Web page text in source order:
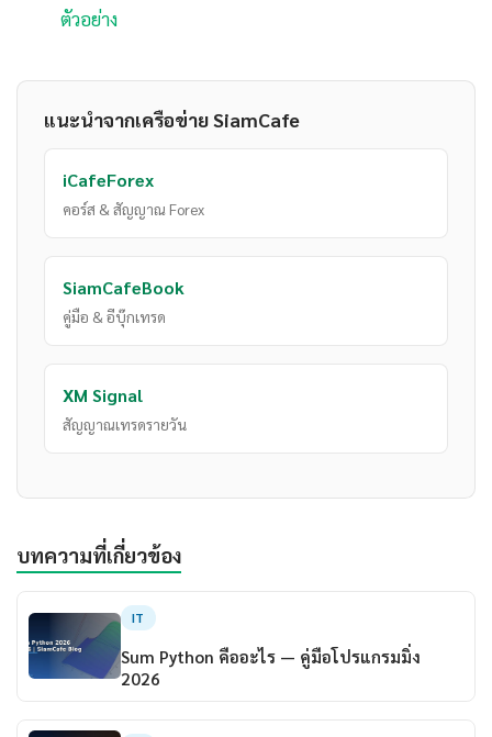
ตัวอย่าง
แนะนำจากเครือข่าย SiamCafe
iCafeForex
คอร์ส & สัญญาณ Forex
SiamCafeBook
คู่มือ & อีบุ๊กเทรด
XM Signal
สัญญาณเทรดรายวัน
บทความที่เกี่ยวข้อง
IT
Sum Python คืออะไร — คู่มือโปรแกรมมิ่ง
2026